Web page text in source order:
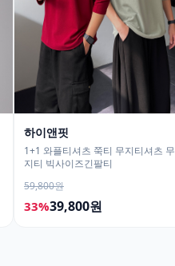
하이앤핏
1+1 와플티셔츠 쭉티 무지티셔츠 무
지티 빅사이즈긴팔티
59,800원
33%39,800원